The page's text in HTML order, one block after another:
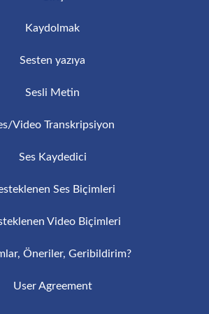
Kaydolmak
Sesten yazıya
Sesli Metin
Video Transkripsiyon
Ses Kaydedici
Ses Biçimleri
Video Biçimleri
Öneriler, Geribildirim?
User Agreement